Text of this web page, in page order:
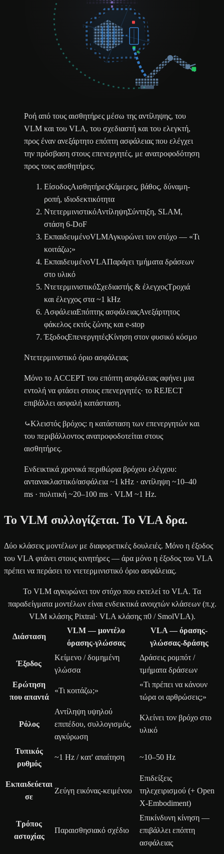
Ροή από τους αισθητήρες μέσω της αντίληψης, του
VLM και του VLA, του σχεδιαστή και του ελεγκτή,
προς έναν ανεξάρτητο επόπτη ασφάλειας που ελέγχει
την πρόσβαση στους επενεργητές, με ανατροφοδότηση
προς τους αισθητήρες.
ΕίσοδοςΑισθητήρεςΚάμερες, βάθος, δύναμη-
ροπή, ιδιοδεκτικότητα
ΝτετερμινιστικόΑντίληψηΣύντηξη, SLAM,
στάση 6-DoF
ΕκπαιδευμένοVLMΑγκυρώνει τον στόχο — «Τι
κοιτάζω;»
ΕκπαιδευμένοVLAΠαράγει τμήματα δράσεων
στο υλικό
ΝτετερμινιστικόΣχεδιαστής & έλεγχοςΤροχιά
και έλεγχος στα ~1 kHz
ΑσφάλειαΕπόπτης ασφάλειαςΑνεξάρτητος
φάκελος εκτός ζώνης και e-stop
ΈξοδοςΕπενεργητέςΚίνηση στον φυσικό κόσμο
Ντετερμινιστικό όριο ασφάλειας
Μόνο το ACCEPT του επόπτη ασφάλειας αφήνει μια
εντολή να φτάσει στους επενεργητές· το REJECT
επιβάλλει ασφαλή κατάσταση.
⤿Κλειστός βρόχος: η κατάσταση των επενεργητών και
του περιβάλλοντος ανατροφοδοτείται στους
αισθητήρες.
Ενδεικτικά χρονικά περιθώρια βρόχου ελέγχου:
αντανακλαστικό/ασφάλεια ~1 kHz · αντίληψη ~10–40
ms · πολιτική ~20–100 ms · VLM ~1 Hz.
Το VLM συλλογίζεται. Το VLA δρα.
Δύο κλάσεις μοντέλων με διαφορετικές δουλειές. Μόνο η έξοδος
του VLA φτάνει στους κινητήρες — άρα μόνο η έξοδος του VLA
πρέπει να περάσει το ντετερμινιστικό όριο ασφάλειας.
Το VLM αγκυρώνει τον στόχο που εκτελεί το VLA. Τα
παραδείγματα μοντέλων είναι ενδεικτικά ανοιχτών κλάσεων (π.χ.
VLM κλάσης Pixtral· VLA κλάσης π0 / SmolVLA).
Διάσταση
VLM — μοντέλο
όρασης-γλώσσας
VLA — όρασης-
γλώσσας-δράσης
Έξοδος
Κείμενο / δομημένη
γλώσσα
Δράσεις ρομπότ /
τμήματα δράσεων
Ερώτηση
που απαντά
«Τι κοιτάζω;»
«Τι πρέπει να κάνουν
τώρα οι αρθρώσεις;»
Ρόλος
Αντίληψη υψηλού
επιπέδου, συλλογισμός,
αγκύρωση
Κλείνει τον βρόχο στο
υλικό
Τυπικός
ρυθμός
~1 Hz / κατ' απαίτηση ~10–50 Hz
Εκπαιδεύεται
σε
Ζεύγη εικόνας-κειμένου
Επιδείξεις
τηλεχειρισμού (+ Open
X-Embodiment)
Τρόπος
αστοχίας
Παραισθησιακό σχέδιο
Επικίνδυνη κίνηση —
επιβάλλει επόπτη
ασφάλειας